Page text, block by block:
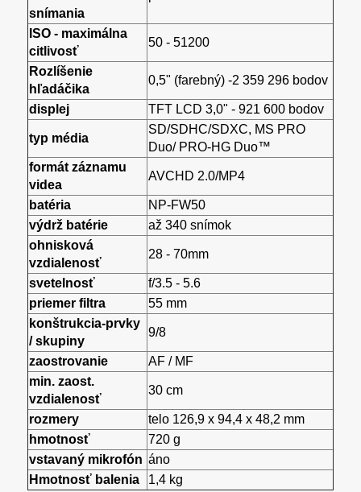
snímania
ISO - maximálna
citlivosť
50 - 51200
Rozlíšenie
hľadáčika
0,5" (farebný) -2 359 296 bodov
displej TFT LCD 3,0" - 921 600 bodov
typ média
SD/SDHC/SDXC, MS PRO
Duo/ PRO-HG Duo™
formát záznamu
videa
AVCHD 2.0/MP4
batéria
NP-FW50
výdrž batérie
až 340 snímok
ohnisková
vzdialenosť
28 - 70mm
svetelnosť
f/3.5 - 5.6
priemer filtra
55 mm
konštrukcia-prvky
/ skupiny
9/8
zaostrovanie
AF / MF
min. zaost.
vzdialenosť
30 cm
rozmery
telo 126,9 x 94,4 x 48,2 mm
hmotnosť
720 g
vstavaný mikrofón áno
Hmotnosť balenia
1,4 kg